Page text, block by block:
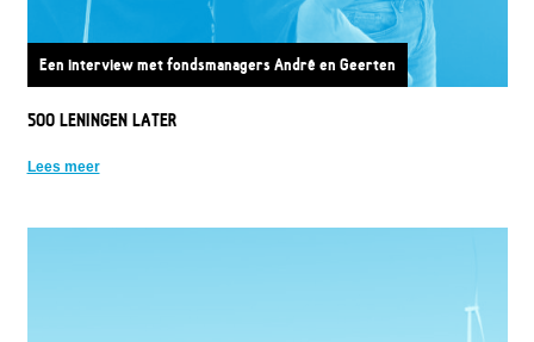
Een interview met fondsmanagers André en Geerten
500 LENINGEN LATER
Lees meer